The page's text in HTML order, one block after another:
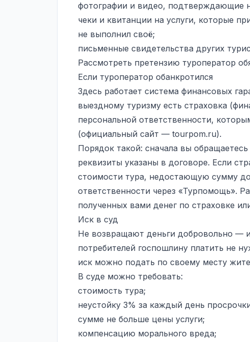
фотографии и видео, подтверждающие
чеки и квитанции на услуги, которые
не выполнил своё;
письменные свидетельства других
Рассмотреть претензию туроператор
Если туроператор обанкротился
Здесь работает система финансовых
выездному туризму есть страховка
персональной ответственности,
(официальный сайт — tourpom.ru).
Порядок такой: сначала вы
реквизиты указаны в договоре. Если
стоимости тура, недостающую сумму
ответственности через «Турпомощь».
полученных вами денег по страховке
Иск в суд
Не возвращают деньги добровольно —
потребителей госпошлину платить не
иск можно подать по своему месту
В суде можно требовать:
стоимость тура;
неустойку 3% за каждый день
сумме не больше цены услуги;
компенсацию морального вреда;